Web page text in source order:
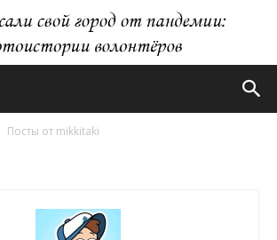
Посты от mikkitaki